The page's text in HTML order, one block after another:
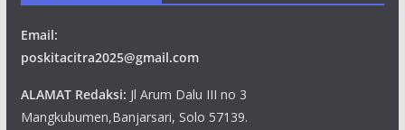
Email:
poskitacitra2025@gmail.com
ALAMAT Redaksi: Jl Arum Dalu III no 3
Mangkubumen,Banjarsari, Solo 57139.